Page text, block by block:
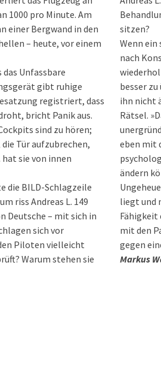
1000 pro Minute. Am
einer Bergwand in den
– heute, vor einem
Unfassbare
gibt ruhige
registriert, dass
bricht Panik aus.
sind zu hören;
Tür aufzubrechen,
sie von innen
die BILD-Schlagzeile
riss Andreas L. 149
Deutsche – mit sich in
sich vor
Piloten vielleicht
Warum stehen sie
sitzen?
Wenn ein
nach
besser
ihn nicht
Rätsel.
eben mit
ändern
liegt und
Fähigkeit
mit den
gegen
Markus